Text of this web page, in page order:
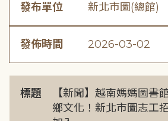
發布單位 新北市圖(總館)
發佈時間 2026-03-02
標題
【新聞】越南媽媽圖書
鄉文化！新北市圖志工